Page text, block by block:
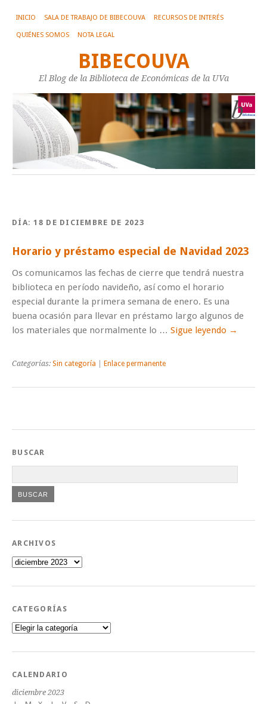
INICIO SALA DE TRABAJO DE BIBECOUVA RECURSOS DE INTERÉS
QUIÉNES SOMOS NOTA LEGAL
BIBECOUVA
El Blog de la Biblioteca de Económicas de la UVa
DÍA:18 DE DICIEMBRE DE 2023
Horario y préstamo especial de Navidad 2023
Os comunicamos las fechas de cierre que tendrá nuestra
biblioteca en período navideño, así como el horario
especial durante la primera semana de enero. Es una
buena ocasión para llevar en préstamo largo algunos de
los materiales que normalmente lo … Sigue leyendo →
Categorías: Sin categoría Enlace permanente
BUSCAR
ARCHIVOS
Archivos
CATEGORÍAS
Categorías
CALENDARIO
diciembre 2023